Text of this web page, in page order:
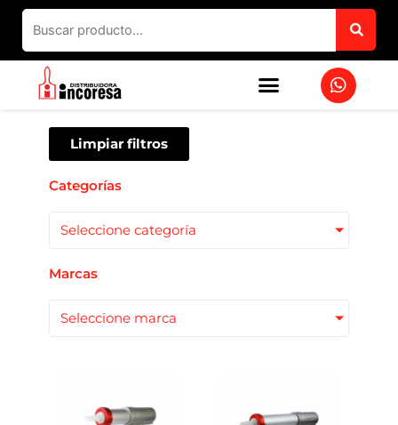
contenido
W
h
Limpiar filtros
Categorías
Seleccione categoría
Marcas
Seleccione marca